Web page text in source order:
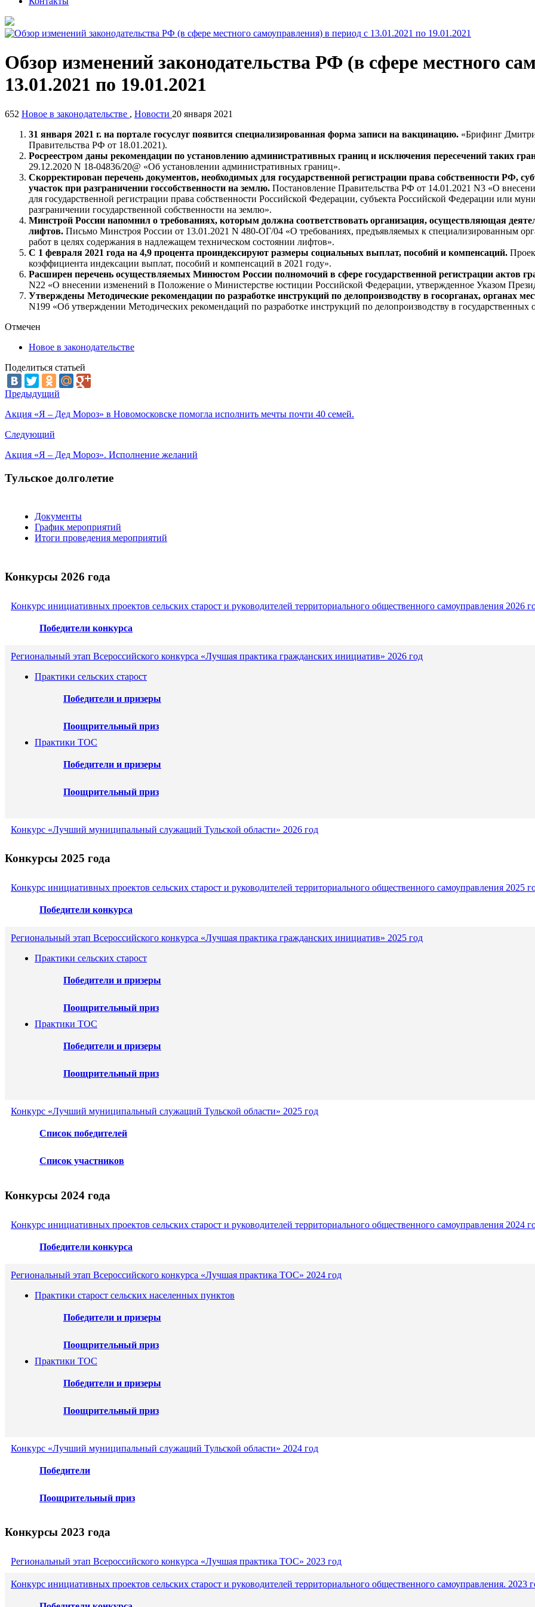
Обзор изменений законодательства РФ (в сфере местного
13.01.2021 по 19.01.2021
652 Новое в законодательстве , Новости 20 января 2021
31 января 2021 г. на портале госуслуг появится специализированная форма записи на вакцинацию. «Брифинг
Правительства РФ от 18.01.2021).
Росреестром даны рекомендации по установлению административных границ и исключения пересечений таких
29.12.2020 N 18-04836/20@ «Об установлении административных границ».
Скорректирован перечень документов, необходимых для государственной регистрации права собственности РФ,
участок при разграничении госсобственности на землю. Постановление Правительства РФ от 14.01.2021 N3 «О
для государственной регистрации права собственности Российской Федерации, субъекта Российской Федерации или
разграничении государственной собственности на землю».
Минстрой России напомнил о требованиях, которым должна соответствовать организация, осуществляющая
лифтов. Письмо Минстроя России от 13.01.2021 N 480-ОГ/04 «О требованиях, предъявляемых к специализированным
работ в целях содержания в надлежащем техническом состоянии лифтов».
С 1 февраля 2021 года на 4,9 процента проиндексируют размеры социальных выплат, пособий и компенсаций.
коэффициента индексации выплат, пособий и компенсаций в 2021 году».
Расширен перечень осуществляемых Минюстом России полномочий в сфере государственной регистрации актов
N22 «О внесении изменений в Положение о Министерстве юстиции Российской Федерации, утвержденное Указом
Утверждены Методические рекомендации по разработке инструкций по делопроизводству в госорганах, органах
N199 «Об утверждении Методических рекомендаций по разработке инструкций по делопроизводству в государственных
Отмечен
Новое в законодательстве
Поделиться статьей
Предыдущий
Акция «Я – Дед Мороз» в Новомосковске помогла исполнить мечты почти 40 семей.
Следующий
Акция «Я – Дед Мороз». Исполнение желаний
Тульское долголетие
Документы
График мероприятий
Итоги проведения мероприятий
Конкурсы 2026 года
Конкурс инициативных проектов сельских старост и руководителей территориального общественного самоуправления 2026
Победители конкурса
Региональный этап Всероссийского конкурса «Лучшая практика гражданских инициатив» 2026 год
Практики сельских старост
Победители и призеры
Поощрительный приз
Практики ТОС
Победители и призеры
Поощрительный приз
Конкурс «Лучший муниципальный служащий Тульской области» 2026 год
Конкурсы 2025 года
Конкурс инициативных проектов сельских старост и руководителей территориального общественного самоуправления 2025
Победители конкурса
Региональный этап Всероссийского конкурса «Лучшая практика гражданских инициатив» 2025 год
Практики сельских старост
Победители и призеры
Поощрительный приз
Практики ТОС
Победители и призеры
Поощрительный приз
Конкурс «Лучший муниципальный служащий Тульской области» 2025 год
Список победителей
Список участников
Конкурсы 2024 года
Конкурс инициативных проектов сельских старост и руководителей территориального общественного самоуправления 2024
Победители конкурса
Региональный этап Всероссийского конкурса «Лучшая практика ТОС» 2024 год
Практики старост сельских населенных пунктов
Победители и призеры
Поощрительный приз
Практики ТОС
Победители и призеры
Поощрительный приз
Конкурс «Лучший муниципальный служащий Тульской области» 2024 год
Победители
Поощрительный приз
Конкурсы 2023 года
Региональный этап Всероссийского конкурса «Лучшая практика ТОС» 2023 год
Конкурс инициативных проектов сельских старост и руководителей территориального общественного самоуправления. 2023